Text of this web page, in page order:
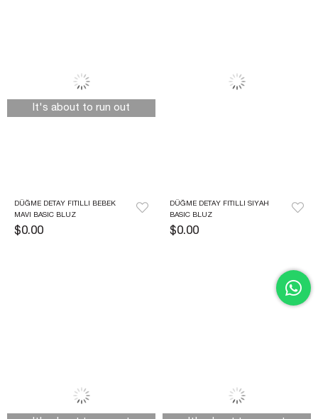
DÜĞME DETAY FITILLI BEBEK
MAVI BASIC BLUZ
$0.00
It's about to run out
DÜĞME DETAY FITILLI SIYAH
BASIC BLUZ
$0.00